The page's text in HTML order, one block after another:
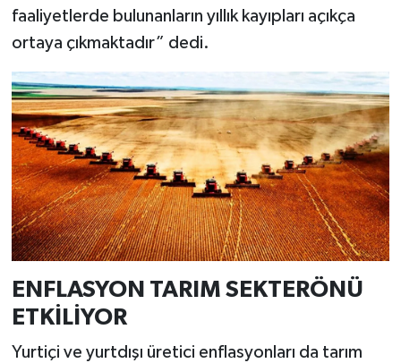
faaliyetlerde bulunanların yıllık kayıpları açıkça
ortaya çıkmaktadır” dedi.
ENFLASYON TARIM SEKTERÖNÜ
ETKİLİYOR
Yurtiçi ve yurtdışı üretici enflasyonları da tarım